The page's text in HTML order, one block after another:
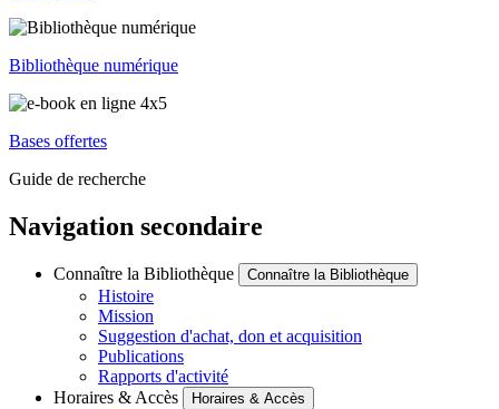
Bibliothèque numérique
Bases offertes
Guide de recherche
Navigation secondaire
Connaître la Bibliothèque Connaître la Bibliothèque
Histoire
Mission
Suggestion d'achat, don et acquisition
Publications
Rapports d'activité
Horaires & Accès
Horaires & Accès